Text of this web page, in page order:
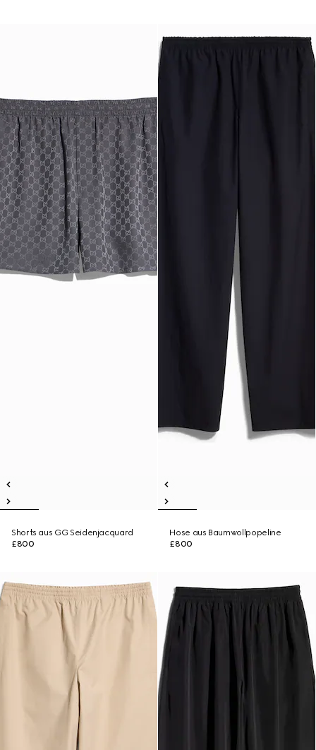
Shorts aus GG Seidenjacquard
£800
Hose aus Baumwollpopeline
£800